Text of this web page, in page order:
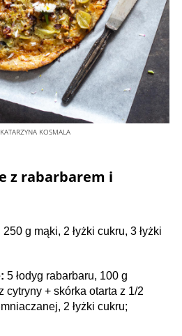
KATARZYNA KOSMALA
z rabarbarem i
250 g mąki, 2 łyżki cukru, 3 łyżki
5 łodyg rabarbaru, 100 g
cytryny + skórka otarta z 1/2
2 łyżki cukru;